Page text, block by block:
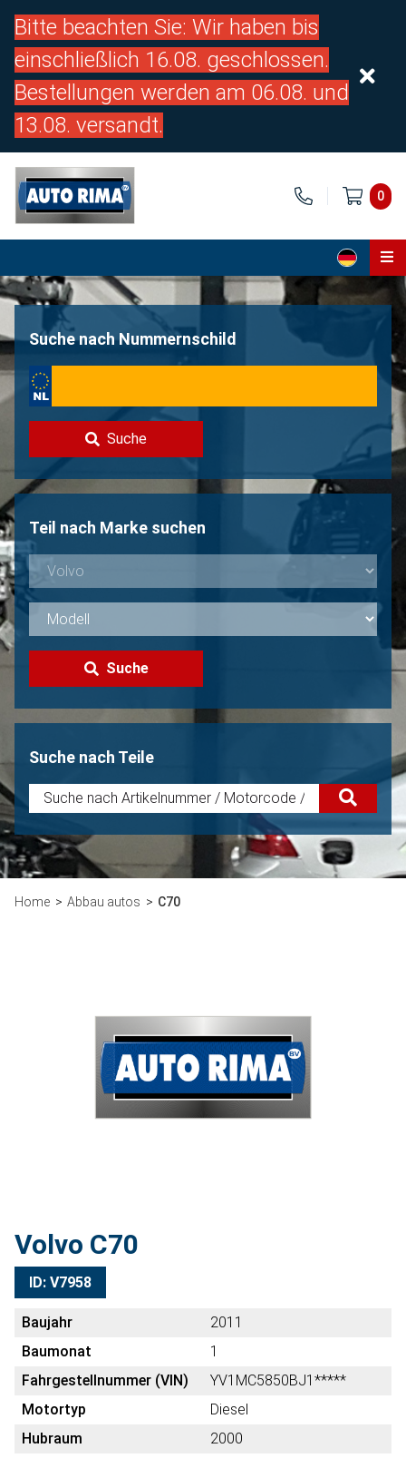
Bitte beachten Sie: Wir haben bis
einschließlich 16.08. geschlossen.
Bestellungen werden am 06.08. und
13.08. versandt.
0
Home
Über uns
Kontakt
Volvo Verkaufen?
Nicht gefunden?
Suche nach Nummernschild
Suche
Teil nach Marke suchen
Suche
Suche nach Teile
Home Abbau autos C70
Volvo C70
ID: V7958
Baujahr
2011
Baumonat
1
Fahrgestellnummer (VIN)
YV1MC5850BJ1*****
Motortyp
Diesel
Hubraum
2000